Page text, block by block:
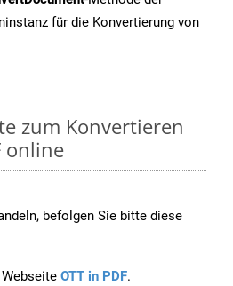
für die Konvertierung von
zum Konvertieren
online
befolgen Sie bitte diese
OTT in PDF.